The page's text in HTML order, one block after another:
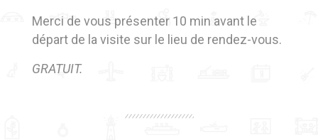
Merci de vous présenter 10 min avant le
départ de la visite sur le lieu de rendez-vous.
GRATUIT.